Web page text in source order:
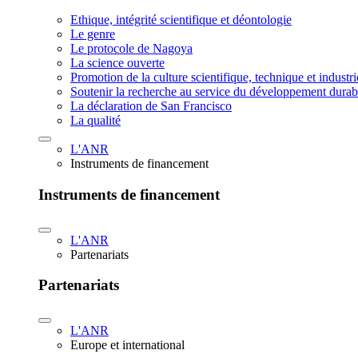
Ethique, intégrité scientifique et déontologie
Le genre
Le protocole de Nagoya
La science ouverte
Promotion de la culture scientifique, technique et
Soutenir la recherche au service du développement
La déclaration de San Francisco
La qualité
L'ANR
Instruments de financement
Instruments de financement
L'ANR
Partenariats
Partenariats
L'ANR
Europe et international